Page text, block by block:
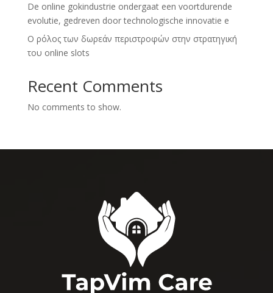
De online gokindustrie ondergaat een voortdurende
evolutie, gedreven door technologische innovatie e
Ο ρόλος των δωρεάν περιστροφών στην στρατηγική
του online slots
Recent Comments
No comments to show.